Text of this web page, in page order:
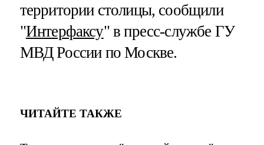
территории столицы, сообщили
"Интерфаксу" в пресс-службе ГУ
МВД России по Москве.
ЧИТАЙТЕ ТАКЖЕ